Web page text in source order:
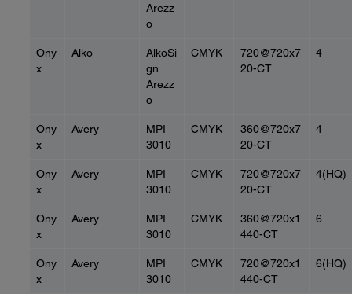
Arezz
o
Ony
x
Alko
AlkoSi
gn
Arezz
o
CMYK
720@720x7
20-CT
4
Ony
x
Avery
MPI
3010
CMYK
360@720x7
20-CT
4
Ony
x
Avery
MPI
3010
CMYK
720@720x7
20-CT
4(HQ)
Ony
x
Avery
MPI
3010
CMYK
360@720x1
440-CT
6
Ony
x
Avery
MPI
3010
CMYK
720@720x1
440-CT
6(HQ)